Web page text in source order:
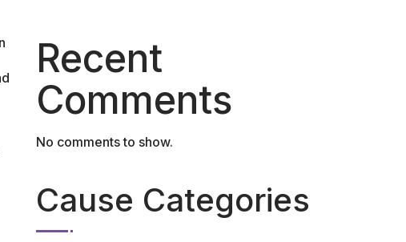
Recent
Comments
No comments to show.
Cause Categories